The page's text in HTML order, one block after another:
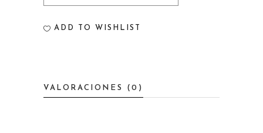
Soon
Palos
ADD TO WISHLIST
VALORACIONES (0)